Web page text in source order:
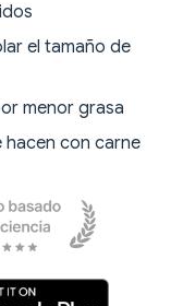
el tamaño de
menor grasa
hacen con carne